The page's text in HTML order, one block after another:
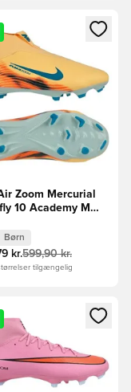
dig som
en Modal til at logge
Zoom Mercurial
10 Academy MG
Turkis/Grøn Børn
Børn
kr.599,90 kr.
tilgængelig
dig som
en Modal til at logge